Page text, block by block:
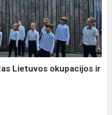
Lietuvos okupacijos ir